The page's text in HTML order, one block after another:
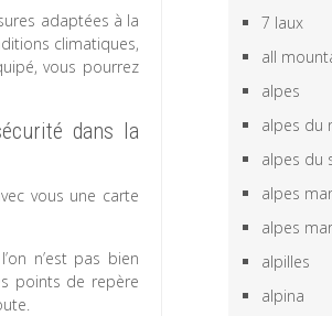
adaptées à la
climatiques,
vous pourrez
dans la
vous une carte
n’est pas bien
points de repère
7 laux
all
alpes
alpes du
alpes du
alpes
alpes
alpilles
alpina